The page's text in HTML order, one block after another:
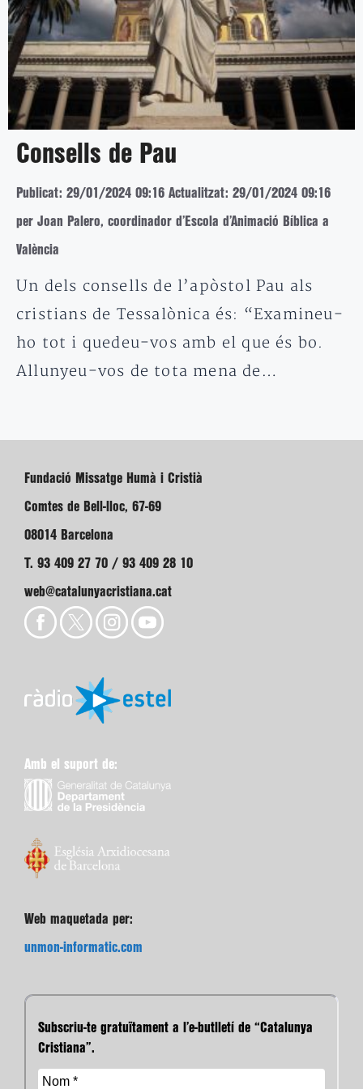
Consells de Pau
Publicat: 29/01/2024 09:16 Actualitzat: 29/01/2024 09:16
per Joan Palero, coordinador d’Escola d’Animació Bíblica a
València
Un dels consells de l’apòstol Pau als
cristians de Tessalònica és: “Examineu-
ho tot i quedeu-vos amb el que és bo.
Allunyeu-vos de tota mena de…
Fundació Missatge Humà i Cristià
Comtes de Bell-lloc, 67-69
08014 Barcelona
T. 93 409 27 70 / 93 409 28 10
web@catalunyacristiana.cat
Amb el suport de:
Web maquetada per:
unmon-informatic.com
Subscriu-te gratuïtament a l’e-butlletí de “Catalunya
Cristiana”.